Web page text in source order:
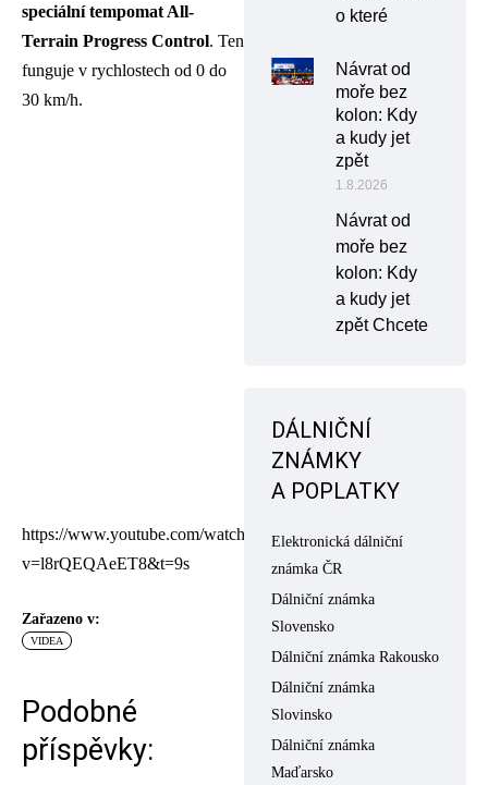
speciální tempomat All-
Terrain Progress Control. Ten
funguje v rychlostech od 0 do
30 km/h.
https://www.youtube.com/watch?
v=l8rQEQAeET8&t=9s
Zařazeno v:
VIDEA
Podobné
příspěvky:
o které
Návrat od
moře bez
kolon: Kdy
a kudy jet
zpět
1.8.2026
Návrat od
moře bez
kolon: Kdy
a kudy jet
zpět Chcete
DÁLNIČNÍ
ZNÁMKY
A POPLATKY
Elektronická dálniční
známka ČR
Dálniční známka
Slovensko
Dálniční známka Rakousko
Dálniční známka
Slovinsko
Dálniční známka
Maďarsko